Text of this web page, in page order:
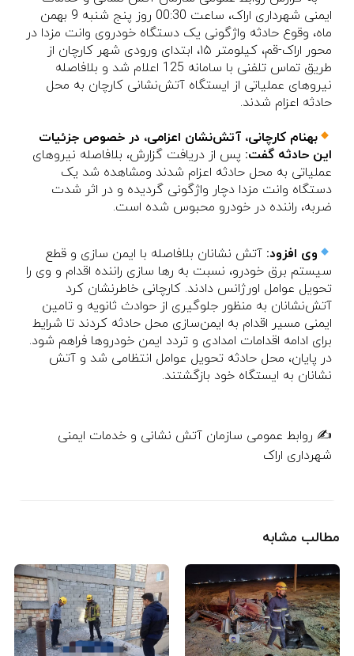
ایمنی شهرداری اراک، ساعت 00:30 روز پنج شنبه 9 بهمن
ماه، وقوع حادثه واژگونی یک دستگاه خودروی وانت مزدا در
محور اراک-قم، کیلومتر ۱۵، ابتدای ورودی شهر کارچان از
طریق تماس تلفنی با سامانه 125 اعلام شد و بلافاصله
نیروهای عملیاتی از ایستگاه آتش‌نشانی کارچان به محل
حادثه اعزام شدند.
بهنام کارچانی، آتش‌نشان اعزامی، در خصوص جزئیات
این حادثه گفت: پس از دریافت گزارش، بلافاصله نیروهای
عملیاتی به محل حادثه اعزام شدند ومشاهده شد یک
دستگاه وانت مزدا دچار واژگونی گردیده و در اثر شدت
ضربه، راننده در خودرو محبوس شده است.
وی افزود: آتش نشانان بلافاصله با ایمن سازی و قطع
سیستم برق خودرو، نسبت به رها سازی راننده اقدام و وی را
تحویل عوامل اورژانس دادند. کارچانی خاطرنشان کرد
آتش‌نشانان به منظور جلوگیری از حوادث ثانویه و تامین
ایمنی مسیر اقدام به ایمن‌سازی محل حادثه کردند تا شرایط
برای ادامه اقدامات امدادی و تردد ایمن خودروها فراهم شود.
در پایان، محل حادثه تحویل عوامل انتظامی شد و آتش
نشانان به ایستگاه خود بازگشتند.
✍️ روابط عمومی سازمان آتش نشانی و خدمات ایمنی
شهرداری اراک
مطالب مشابه